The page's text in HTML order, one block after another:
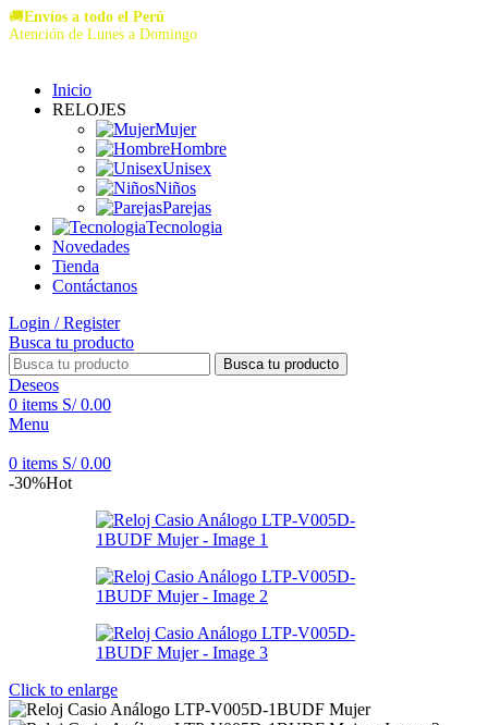
🚚Envíos a todo el Perú
Atención de Lunes a Domingo
Inicio
RELOJES
Mujer
Hombre
Unisex
Niños
Parejas
Tecnologia
Novedades
Tienda
Contáctanos
Login / Register
Busca tu producto
Busca tu producto
Deseos
0 items S/0.00
Menu
0 items S/0.00
-30%Hot
Click to enlarge